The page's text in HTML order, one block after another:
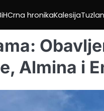
Crna hronikaKalesija
Almina i